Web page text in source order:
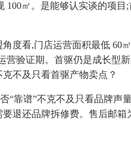
㎡。是能够认实谈的项
看,门店运营面积最低 60
验证期。首驱仍是成长型
不及只看首驱产物卖点？
谱”不克不及只看品牌声
退还品牌拆修费。售后邮